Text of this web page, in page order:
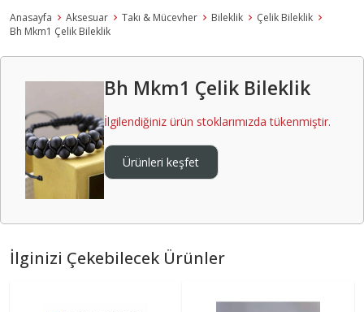
Anasayfa Aksesuar Takı & Mücevher Bileklik
Çelik Bileklik
Bh Mkm1 Çelik Bileklik
Bh Mkm1 Çelik Bileklik
İlgilendiğiniz ürün stoklarımızda tükenmiştir.
Ürünleri keşfet
İlginizi Çekebilecek Ürünler